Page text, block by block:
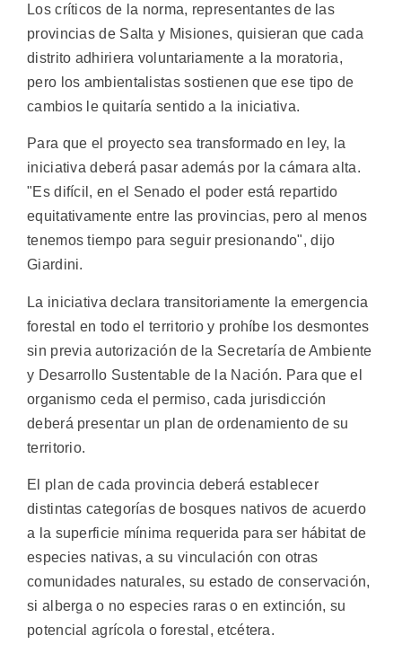
Los críticos de la norma, representantes de las
provincias de Salta y Misiones, quisieran que cada
distrito adhiriera voluntariamente a la moratoria,
pero los ambientalistas sostienen que ese tipo de
cambios le quitaría sentido a la iniciativa.
Para que el proyecto sea transformado en ley, la
iniciativa deberá pasar además por la cámara alta.
"Es difícil, en el Senado el poder está repartido
equitativamente entre las provincias, pero al menos
tenemos tiempo para seguir presionando", dijo
Giardini.
La iniciativa declara transitoriamente la emergencia
forestal en todo el territorio y prohíbe los desmontes
sin previa autorización de la Secretaría de Ambiente
y Desarrollo Sustentable de la Nación. Para que el
organismo ceda el permiso, cada jurisdicción
deberá presentar un plan de ordenamiento de su
territorio.
El plan de cada provincia deberá establecer
distintas categorías de bosques nativos de acuerdo
a la superficie mínima requerida para ser hábitat de
especies nativas, a su vinculación con otras
comunidades naturales, su estado de conservación,
si alberga o no especies raras o en extinción, su
potencial agrícola o forestal, etcétera.